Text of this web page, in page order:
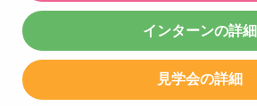
インターンの詳細
見学会の詳細